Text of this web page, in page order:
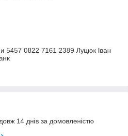
5457 0822 7161 2389 Луцюк Іван
14 днів за домовленістю